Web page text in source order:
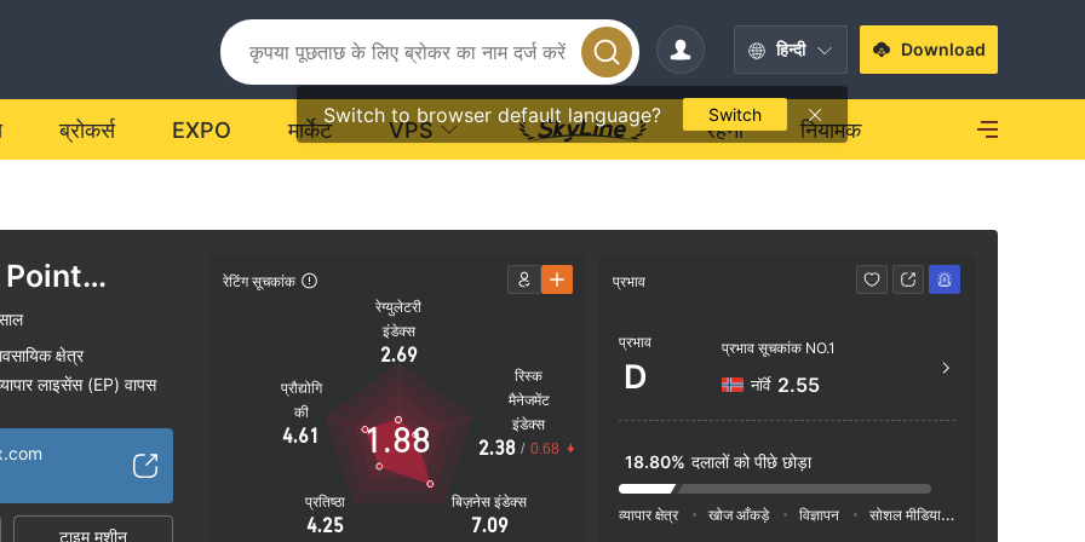
हिन्दी
Switch to browser default language? Switch
Download
ब्रोकर्स EXPO मार्केट VPS रहना नियामक
क्षेत्र
लाइसेंस (EP) वापस
टाइम मशीन
रेटिंग सूचकांक
रेग्युलेटरी
इंडेक्स
2.69
प्रौद्योगि
की
4.61
प्रतिष्ठा
4.25
बिज़नेस इंडेक्स
7.09
रिस्क
मैनेजमेंट
इंडेक्स
2.38 / 0.68
1.88
प्रभाव
प्रभाव
D
प्रभाव सूचकांक NO.1
नॉर्वे 2.55
18.80% दलालों को पीछे छोड़ा
व्यापार क्षेत्र खोज आँकड़े विज्ञापन सोशल मीडिया इंडेक्स